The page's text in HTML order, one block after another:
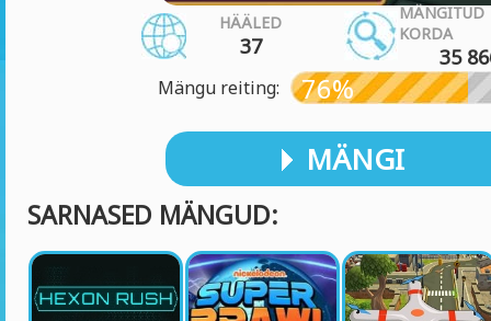
HÄÄLED
37
MÄNGITUD
KORDA
35
Mängu reiting: 76%
MÄNGI
SARNASED MÄNGUD: